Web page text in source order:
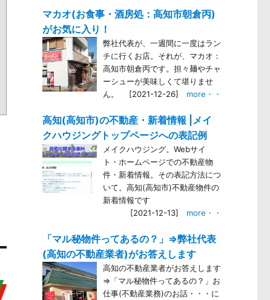
マカオ(お食事・酒房処：高知市朝倉丙)
がお気に入り！
弊社代表が、一週間に一度はラン
チに行くお店。それが、マカオ：
高知市朝倉丙です。担々麺やチャ
ーシューが美味しくて堪りませ
ん。
[2021-12-26] more・・
高知(高知市)の不動産・新着情報 |メイ
クハウジングトップページへの表記例
メイクハウジング。Webサイ
ト・ホームページでの不動産物
件・新着情報。その表記方法につ
いて。高知(高知市)不動産物件の
新着情報です
[2021-12-13] more・・
「マル秘物件ってあるの？」⇒弊社代表
(高知の不動産業者)がお答えします
高知の不動産業者がお答えします
⇒「マル秘物件ってあるの？」お
仕事(不動産業務)のお話・・・に